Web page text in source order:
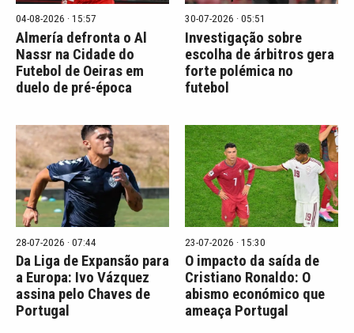
04-08-2026 · 15:57
Almería defronta o Al
Nassr na Cidade do
Futebol de Oeiras em
duelo de pré-época
30-07-2026 · 05:51
Investigação sobre
escolha de árbitros gera
forte polémica no
futebol
28-07-2026 · 07:44
Da Liga de Expansão para
a Europa: Ivo Vázquez
assina pelo Chaves de
Portugal
23-07-2026 · 15:30
O impacto da saída de
Cristiano Ronaldo: O
abismo económico que
ameaça Portugal